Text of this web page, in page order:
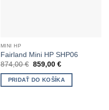
MINI HP
Fairland Mini HP SHP06
874,00€ Pôvodná
cena
bola:
874,00 €.
859,00 €Aktuálna
je:
859,00 €.
PRIDAŤ DO KOŠÍKA